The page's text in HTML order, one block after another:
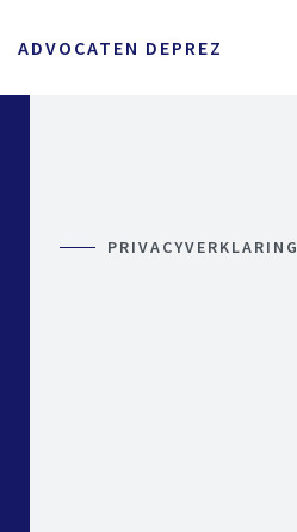
ADVOCATEN DEPREZ
PRIVACYVERKLARING